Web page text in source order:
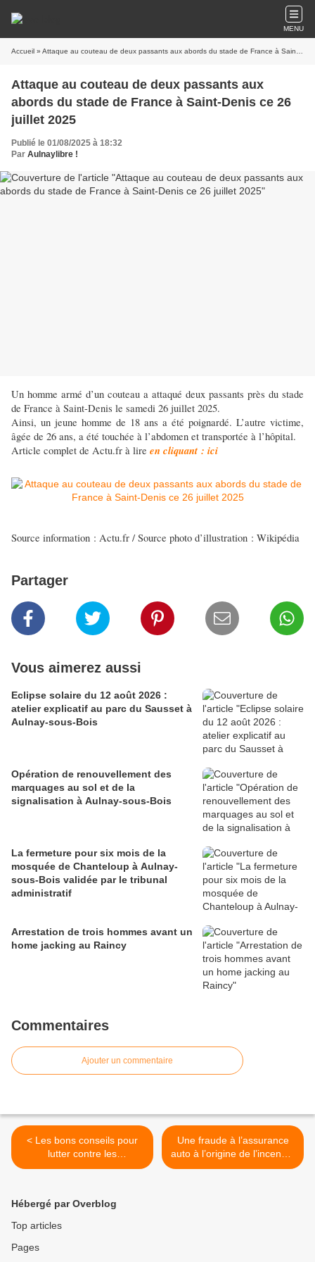
MENU
Accueil » Attaque au couteau de deux passants aux abords du stade de France à Saint-Denis ce 26 juillet 2025
Attaque au couteau de deux passants aux
abords du stade de France à Saint-Denis ce 26
juillet 2025
Publié le 01/08/2025 à 18:32
Par Aulnaylibre !
Un homme armé d’un couteau a attaqué deux passants près du stade
de France à Saint-Denis le samedi 26 juillet 2025.
Ainsi, un jeune homme de 18 ans a été poignardé. L’autre victime,
âgée de 26 ans, a été touchée à l’abdomen et transportée à l’hôpital.
Article complet de Actu.fr à lire en cliquant : ici
Source information : Actu.fr / Source photo d’illustration : Wikipédia
Partager
Vous aimerez aussi
Eclipse solaire du 12 août 2026 :
atelier explicatif au parc du Sausset à
Aulnay-sous-Bois
Opération de renouvellement des
marquages au sol et de la
signalisation à Aulnay-sous-Bois
La fermeture pour six mois de la
mosquée de Chanteloup à Aulnay-
sous-Bois validée par le tribunal
administratif
Arrestation de trois hommes avant un
home jacking au Raincy
Commentaires
Ajouter un commentaire
< Les bons conseils pour
lutter contre les
cambriolages pendant les
Une fraude à l’assurance
auto à l’origine de l’incendie
ayant détruit le gymnase
Hébergé par Overblog
Top articles
Pages